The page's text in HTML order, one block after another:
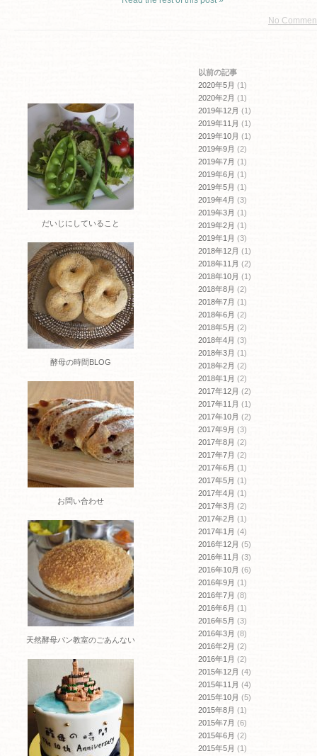
No
だいじにしていること
酵母の時間BLOG
お問い合わせ
天然酵母パン教室のごあんない
以前の記事
2020年5月 (1)
2020年2月 (1)
2019年12月 (1)
2019年11月 (1)
2019年10月 (1)
2019年9月 (2)
2019年7月 (1)
2019年6月 (1)
2019年5月 (1)
2019年4月 (3)
2019年3月 (1)
2019年2月 (1)
2019年1月 (3)
2018年12月 (1)
2018年11月 (2)
2018年10月 (1)
2018年8月 (2)
2018年7月 (1)
2018年6月 (2)
2018年5月 (2)
2018年4月 (3)
2018年3月 (1)
2018年2月 (2)
2018年1月 (2)
2017年12月 (2)
2017年11月 (1)
2017年10月 (2)
2017年9月 (3)
2017年8月 (2)
2017年7月 (2)
2017年6月 (1)
2017年5月 (1)
2017年4月 (1)
2017年3月 (2)
2017年2月 (1)
2017年1月 (4)
2016年12月 (5)
2016年11月 (3)
2016年10月 (6)
2016年9月 (1)
2016年7月 (8)
2016年6月 (1)
2016年5月 (3)
2016年3月 (8)
2016年2月 (2)
2016年1月 (2)
2015年12月 (4)
2015年11月 (4)
2015年10月 (5)
2015年8月 (1)
2015年7月 (6)
2015年6月 (2)
2015年5月 (1)